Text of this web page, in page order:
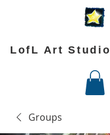
LofL Art Studio
Groups